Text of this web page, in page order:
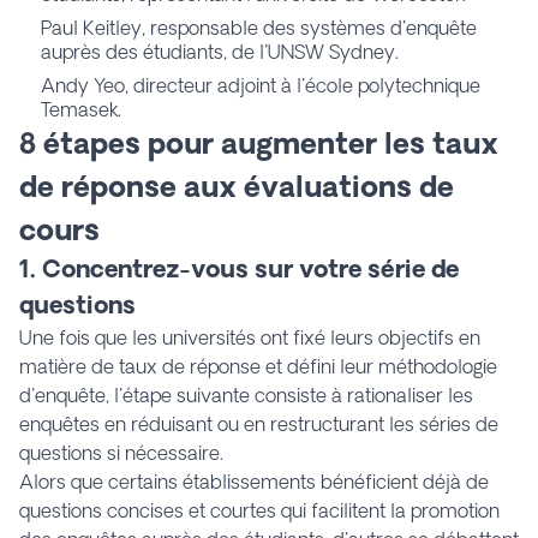
Paul Keitley, responsable des systèmes d'enquête
auprès des étudiants, de l'UNSW Sydney.
Andy Yeo, directeur adjoint à l'école polytechnique
Temasek.
8 étapes pour augmenter les taux
de réponse aux évaluations de
cours
1. Concentrez-vous sur votre série de
questions
Une fois que les universités ont fixé leurs objectifs en
matière de taux de réponse et défini leur méthodologie
d'enquête, l'étape suivante consiste à rationaliser les
enquêtes en réduisant ou en restructurant les séries de
questions si nécessaire.
Alors que certains établissements bénéficient déjà de
questions concises et courtes qui facilitent la promotion